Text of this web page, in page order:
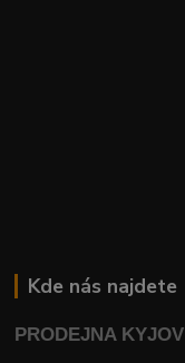
Kde nás najdete
PRODEJNA KYJOV